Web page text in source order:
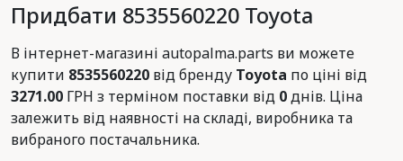
Придбати 8535560220 Toyota
В інтернет-магазині autopalma.parts ви можете
купити 8535560220 від бренду Toyota по ціні від
3271.00 ГРН з терміном поставки від 0днів. Ціна
залежить від наявності на складі, виробника та
вибраного постачальника.